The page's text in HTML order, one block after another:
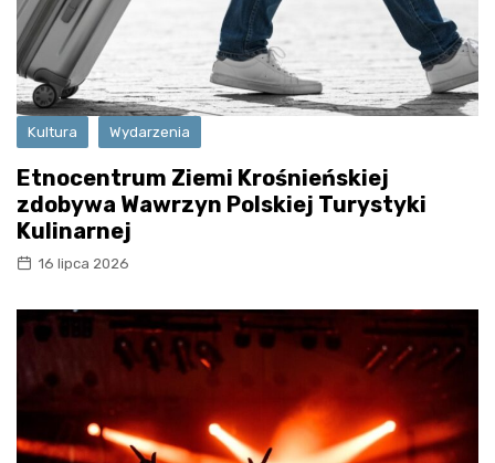
Kultura Wydarzenia
Etnocentrum Ziemi Krośnieńskiej
zdobywa Wawrzyn Polskiej Turystyki
Kulinarnej
16 lipca 2026